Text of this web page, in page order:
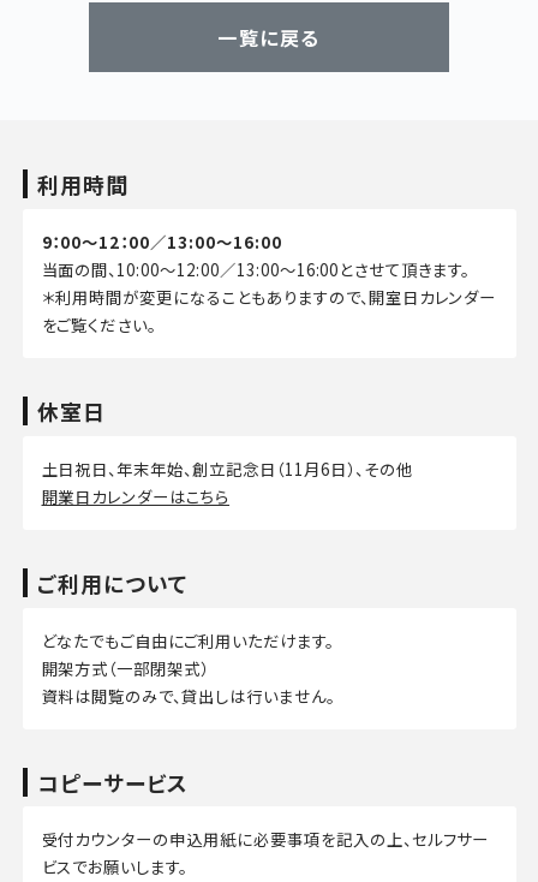
一覧に戻る
利用時間
9：00～12：00／13:00～16:00
当面の間、10:00～12:00／13:00～16:00とさせて頂きます。
＊利用時間が変更になることもありますので、開室日カレンダー
をご覧ください。
休室日
土日祝日、年末年始、創立記念日（11月6日）、その他
開業日カレンダーはこちら
ご利用について
どなたでもご自由にご利用いただけます。
開架方式（一部閉架式）
資料は閲覧のみで、貸出しは行いません。
コピーサービス
受付カウンターの申込用紙に必要事項を記入の上、セルフサー
ビスでお願いします。